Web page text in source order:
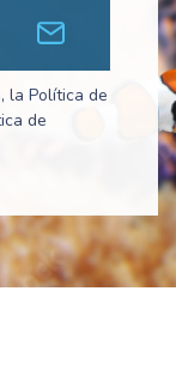
la Política de
de